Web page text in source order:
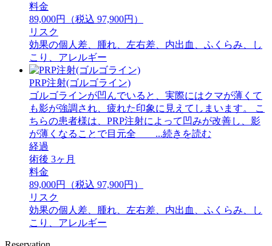
料金
89,000円（税込 97,900円）
リスク
効果の個人差、腫れ、左右差、内出血、ふくらみ、し
こり、アレルギー
PRP注射(ゴルゴライン)
ゴルゴラインが凹んでいると、実際にはクマが薄くて
も影が強調され、疲れた印象に見えてしまいます。 ⁡こ
ちらの患者様は、PRP注射によって凹みが改善し、影
が薄くなることで目元全 ...続きを読む
経過
術後 3ヶ月
料金
89,000円（税込 97,900円）
リスク
効果の個人差、腫れ、左右差、内出血、ふくらみ、し
こり、アレルギー